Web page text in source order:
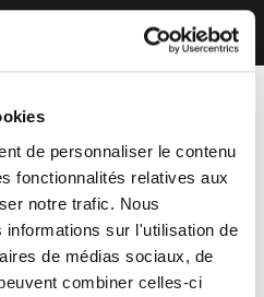
de personnaliser le contenu
fonctionnalités relatives aux
notre trafic. Nous
informations sur l'utilisation de
de médias sociaux, de
combiner celles-ci